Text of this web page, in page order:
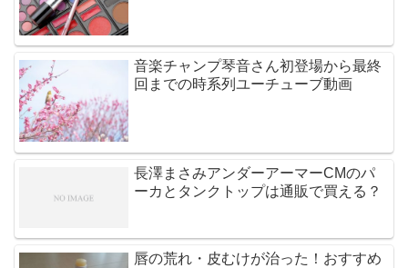
音楽チャンプ琴音さん初登場から最終
回までの時系列ユーチューブ動画
長澤まさみアンダーアーマーCMのパ
ーカとタンクトップは通販で買える？
唇の荒れ・皮むけが治った！おすすめ